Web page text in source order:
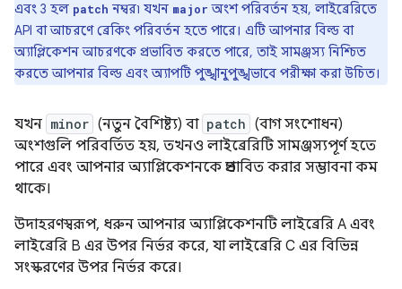
এবং 3 হল patch নম্বর৷ যখন major অংশ পরিবর্তন হয়, লাইব্রেরিতে
API বা আচরণে ব্রেকিং পরিবর্তন হতে পারে। এটি আপনার বিল্ড বা
অ্যাপ্লিকেশন আচরণকে প্রভাবিত করতে পারে, তাই সামঞ্জস্য নিশ্চিত
করতে আপনার বিল্ড এবং অ্যাপটি পুঙ্খানুপুঙ্খভাবে পরীক্ষা করা উচিত।
যখন minor (নতুন বৈশিষ্ট্য) বা patch (বাগ সংশোধন)
অংশগুলি পরিবর্তিত হয়, তখনও লাইব্রেরিটি সামঞ্জস্যপূর্ণ হতে
পারে এবং আপনার অ্যাপ্লিকেশনকে প্রভাবিত করার সম্ভাবনা কম
থাকে।
উদাহরণস্বরূপ, ধরুন আপনার অ্যাপ্লিকেশনটি লাইব্রেরি A এবং
লাইব্রেরি B এর উপর নির্ভর করে, যা লাইব্রেরি C এর বিভিন্ন
সংস্করণের উপর নির্ভর করে।